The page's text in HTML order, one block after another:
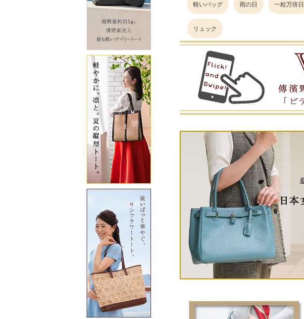
軽いバッグ 雨の日 一粒万倍日
リュック